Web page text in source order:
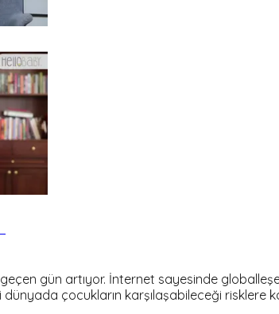
gün artıyor. İnternet sayesinde
çocukların karşılaşabileceği risklere